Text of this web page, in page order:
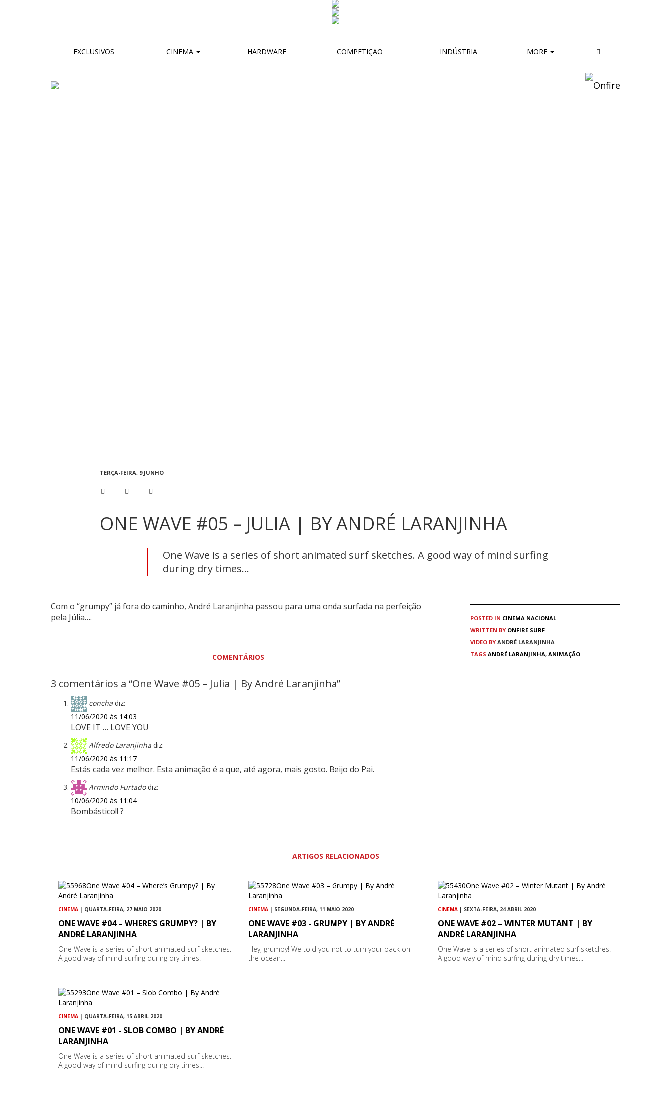
EXCLUSIVOS CINEMA HARDWARE COMPETIÇÃO INDÚSTRIA MORE
TERÇA-FEIRA, 9 JUNHO
ONE WAVE #05 – JULIA | BY ANDRÉ LARANJINHA
One Wave is a series of short animated surf sketches. A good way of mind surfing
during dry times...
Com o “grumpy” já fora do caminho, André Laranjinha passou para uma onda surfada na perfeição
pela Júlia….
COMENTÁRIOS
3 comentários a “One Wave #05 – Julia | By André Laranjinha”
concha diz:
11/06/2020 às 14:03
LOVE IT … LOVE YOU
Alfredo Laranjinha diz:
11/06/2020 às 11:17
Estás cada vez melhor. Esta animação é a que, até agora, mais gosto. Beijo do Pai.
Armindo Furtado diz:
10/06/2020 às 11:04
Bombástico!! ?
POSTED IN CINEMA NACIONAL
WRITTEN BY ONFIRE SURF
VIDEO BY ANDRÉ LARANJINHA
TAGS ANDRÉ LARANJINHA, ANIMAÇÃO
ARTIGOS RELACIONADOS
CINEMA | QUARTA-FEIRA, 27 MAIO 2020
ONE WAVE #04 – WHERE’S GRUMPY? | BY
ANDRÉ LARANJINHA
One Wave is a series of short animated surf sketches.
A good way of mind surfing during dry times.
CINEMA | SEGUNDA-FEIRA, 11 MAIO 2020
ONE WAVE #03 - GRUMPY | BY ANDRÉ
LARANJINHA
Hey, grumpy! We told you not to turn your back on
the ocean...
CINEMA | SEXTA-FEIRA, 24 ABRIL 2020
ONE WAVE #02 – WINTER MUTANT | BY
ANDRÉ LARANJINHA
One Wave is a series of short animated surf sketches.
A good way of mind surfing during dry times...
CINEMA | QUARTA-FEIRA, 15 ABRIL 2020
ONE WAVE #01 - SLOB COMBO | BY ANDRÉ
LARANJINHA
One Wave is a series of short animated surf sketches.
A good way of mind surfing during dry times...